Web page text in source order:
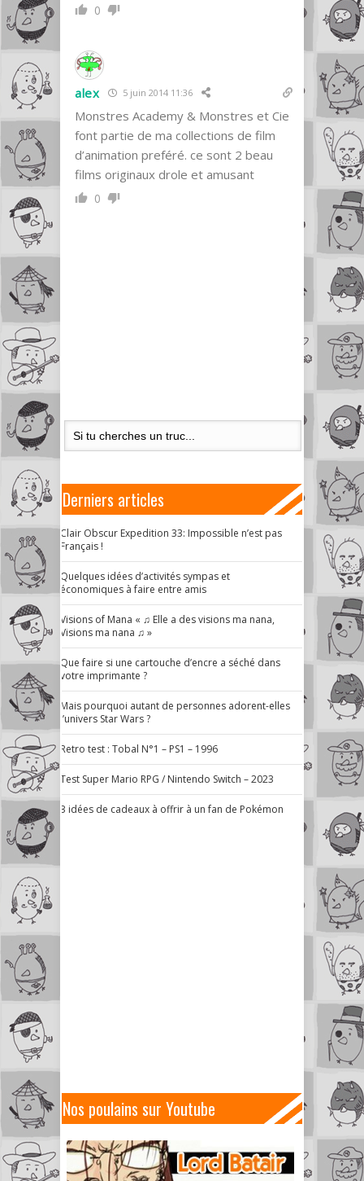
0
alex 5 juin 2014 11:36
Monstres Academy & Monstres et Cie
font partie de ma collections de film
d’animation preféré. ce sont 2 beau
films originaux drole et amusant
0
Derniers articles
Clair Obscur Expedition 33: Impossible n’est pas
Français !
Quelques idées d’activités sympas et
économiques à faire entre amis
Visions of Mana « ♫ Elle a des visions ma nana,
Visions ma nana ♫ »
Que faire si une cartouche d’encre a séché dans
votre imprimante ?
Mais pourquoi autant de personnes adorent-elles
l’univers Star Wars ?
Retro test : Tobal N°1 – PS1 – 1996
Test Super Mario RPG / Nintendo Switch – 2023
3 idées de cadeaux à offrir à un fan de Pokémon
Nos poulains sur Youtube